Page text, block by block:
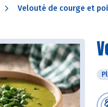
Velouté de courge et